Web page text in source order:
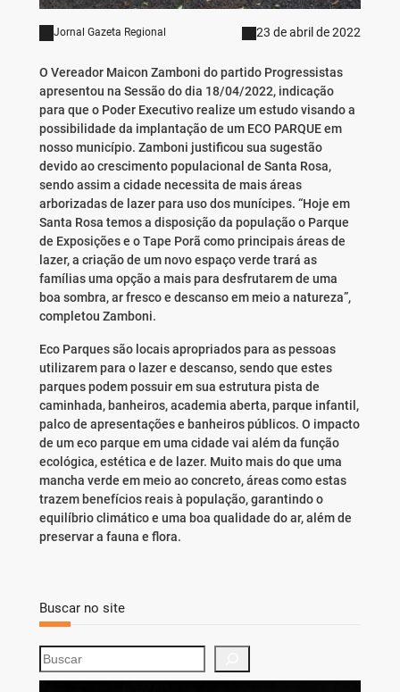
Jornal Gazeta Regional 23 de abril de 2022
O Vereador Maicon Zamboni do partido Progressistas
apresentou na Sessão do dia 18/04/2022, indicação
para que o Poder Executivo realize um estudo visando a
possibilidade da implantação de um ECO PARQUE em
nosso município. Zamboni justificou sua sugestão
devido ao crescimento populacional de Santa Rosa,
sendo assim a cidade necessita de mais áreas
arborizadas de lazer para uso dos munícipes. “Hoje em
Santa Rosa temos a disposição da população o Parque
de Exposições e o Tape Porã como principais áreas de
lazer, a criação de um novo espaço verde trará as
famílias uma opção a mais para desfrutarem de uma
boa sombra, ar fresco e descanso em meio a natureza”,
completou Zamboni.
Eco Parques são locais apropriados para as pessoas
utilizarem para o lazer e descanso, sendo que estes
parques podem possuir em sua estrutura pista de
caminhada, banheiros, academia aberta, parque infantil,
palco de apresentações e banheiros públicos. O impacto
de um eco parque em uma cidade vai além da função
ecológica, estética e de lazer. Muito mais do que uma
mancha verde em meio ao concreto, áreas como estas
trazem benefícios reais à população, garantindo o
equilíbrio climático e uma boa qualidade do ar, além de
preservar a fauna e flora.
Buscar no site
S
e